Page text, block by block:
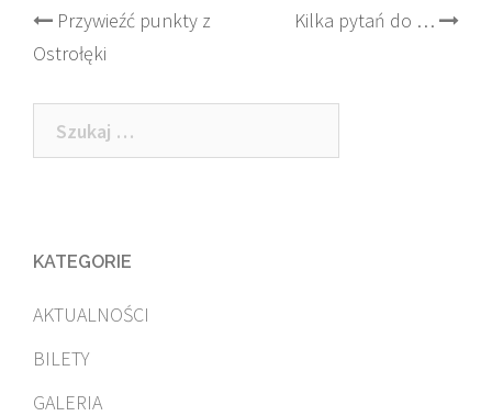
Post
navigation
Przywieźć punkty z
Ostrołęki
Kilka pytań do …
Szukaj:
KATEGORIE
AKTUALNOŚCI
BILETY
GALERIA